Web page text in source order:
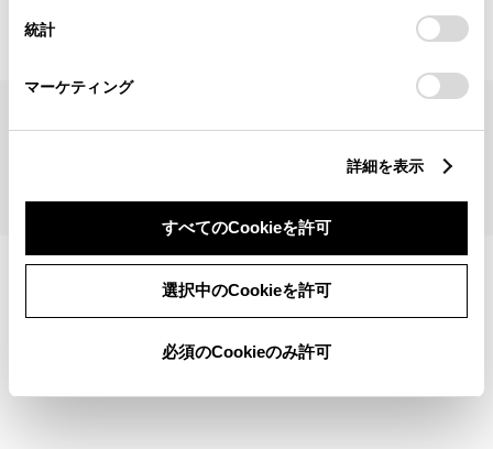
設定の変更、同意を撤回したりするにあたっては、当社の
「Cookie（クッキー）情報の取り扱いについて
」をご覧くだ
統計
マーケティング
詳細を表示
すべてのCookieを許可
選択中のCookieを許可
必須のCookieのみ許可
TOYOTAアカウント利用規約反社会的勢力に対する基本方針企業情報
©1995-2026 TOYOTA MOTOR CORPORATION. ALL RIGHTS RESERVED.